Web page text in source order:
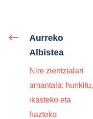
Aurreko
Albistea
Nire zientzialari
amantala: hunkitu,
ikasteko eta
hazteko